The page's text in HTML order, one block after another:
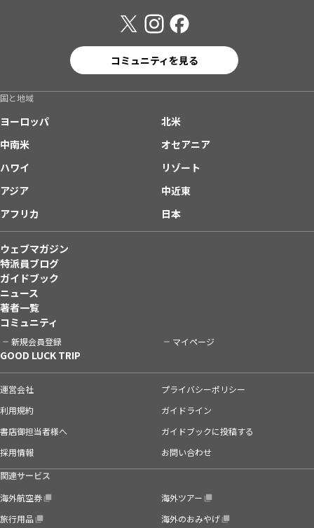
コミュニティを見る
国と地域
ヨーロッパ
北米
中南米
オセアニア
ハワイ
リゾート
アジア
中近東
アフリカ
日本
ウェブマガジン
特派員ブログ
ガイドブック
ニュース
著者一覧
コミュニティ
新規会員登録 マイページ
GOOD LUCK TRIP
運営会社
プライバシーポリシー
利用規約
ガイドライン
書店御担当者様へ
ガイドブックに投稿する
採用情報
お問い合わせ
関連サービス
海外航空券
海外ツアー
旅行用品
海外のおみやげ